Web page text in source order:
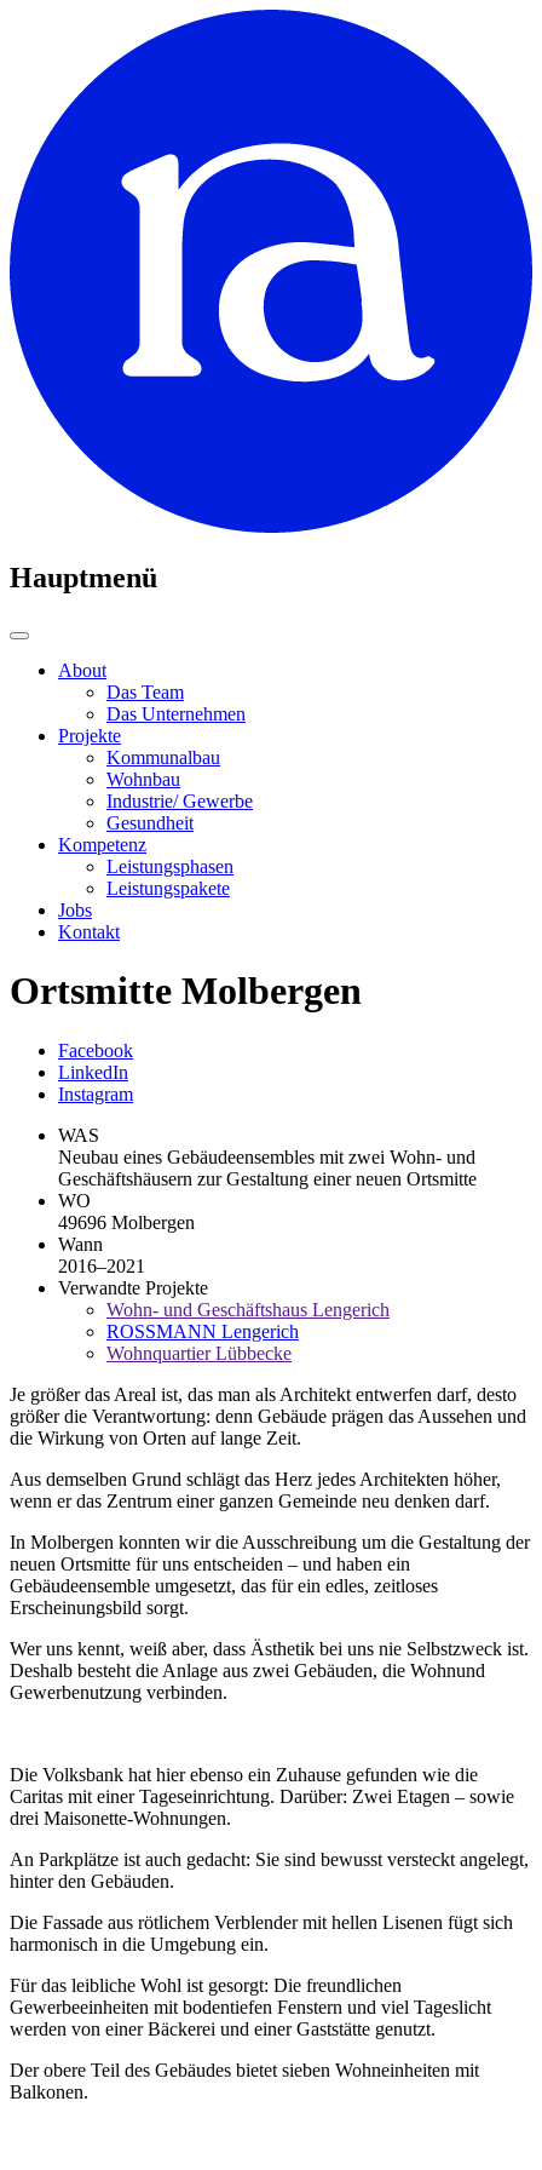
Hauptmenü
About
Das Team
Das Unternehmen
Projekte
Kommunalbau
Wohnbau
Industrie/ Gewerbe
Gesundheit
Kompetenz
Leistungsphasen
Leistungspakete
Jobs
Kontakt
Ortsmitte Molbergen
Facebook
LinkedIn
Instagram
WAS
Neubau eines Gebäudeensembles mit zwei Wohn- und
Geschäftshäusern zur Gestaltung einer neuen Ortsmitte
WO
49696 Molbergen
Wann
2016–2021
Verwandte Projekte
Wohn- und Geschäftshaus Lengerich
ROSSMANN Lengerich
Wohnquartier Lübbecke
Je größer das Areal ist, das man als Architekt entwerfen darf, desto
größer die Verantwortung: denn Gebäude prägen das Aussehen und
die Wirkung von Orten auf lange Zeit.
Aus demselben Grund schlägt das Herz jedes Architekten höher,
wenn er das Zentrum einer ganzen Gemeinde neu denken darf.
In Molbergen konnten wir die Ausschreibung um die Gestaltung der
neuen Ortsmitte für uns entscheiden – und haben ein
Gebäudeensemble umgesetzt, das für ein edles, zeitloses
Erscheinungsbild sorgt.
Wer uns kennt, weiß aber, dass Ästhetik bei uns nie Selbstzweck ist.
Deshalb besteht die Anlage aus zwei Gebäuden, die Wohnund
Gewerbenutzung verbinden.
Die Volksbank hat hier ebenso ein Zuhause gefunden wie die
Caritas mit einer Tageseinrichtung. Darüber: Zwei Etagen – sowie
drei Maisonette-Wohnungen.
An Parkplätze ist auch gedacht: Sie sind bewusst versteckt angelegt,
hinter den Gebäuden.
Die Fassade aus rötlichem Verblender mit hellen Lisenen fügt sich
harmonisch in die Umgebung ein.
Für das leibliche Wohl ist gesorgt: Die freundlichen
Gewerbeeinheiten mit bodentiefen Fenstern und viel Tageslicht
werden von einer Bäckerei und einer Gaststätte genutzt.
Der obere Teil des Gebäudes bietet sieben Wohneinheiten mit
Balkonen.